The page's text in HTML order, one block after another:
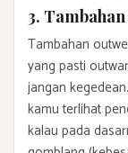
3.
Tambahan
yang pasti
jangan
kamu terlihat
kalau pada